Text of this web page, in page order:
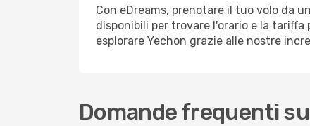
Con eDreams, prenotare il tuo volo da
disponibili per trovare l'orario e la
esplorare Yechon grazie alle nostre
Domande frequenti